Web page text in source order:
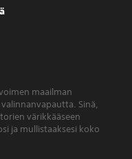
maailman
Sinä,
värikkääseen
ja mullistaaksesi koko